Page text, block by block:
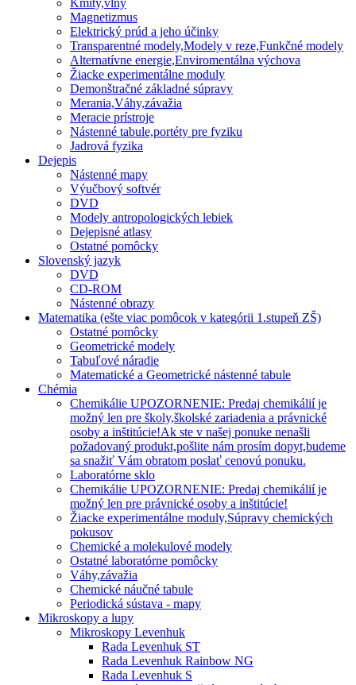
Kmity,vlny
Magnetizmus
Elektrický prúd a jeho účinky
Transparentné modely,Modely v reze,Funkčné modely
Alternatívne energie,Enviromentálna výchova
Žiacke experimentálne moduly
Demonštračné základné súpravy
Merania,Váhy,závažia
Meracie prístroje
Nástenné tabule,portéty pre fyziku
Jadrová fyzika
Dejepis
Nástenné mapy
Výučbový softvér
DVD
Modely antropologických lebiek
Dejepisné atlasy
Ostatné pomôcky
Slovenský jazyk
DVD
CD-ROM
Nástenné obrazy
Matematika (ešte viac pomôcok v kategórii 1.stupeň ZŠ)
Ostatné pomôcky
Geometrické modely
Tabuľové náradie
Matematické a Geometrické nástenné tabule
Chémia
Chemikálie UPOZORNENIE: Predaj chemikálií je
možný len pre školy,školské zariadenia a právnické
osoby a inštitúcie!Ak ste v našej ponuke nenašli
požadovaný produkt,pošlite nám prosím dopyt,budeme
sa snažiť Vám obratom poslať cenovú ponuku.
Laboratórne sklo
Chemikálie UPOZORNENIE: Predaj chemikálií je
možný len pre právnické osoby a inštitúcie!
Žiacke experimentálne moduly,Súpravy chemických
pokusov
Chemické a molekulové modely
Ostatné laboratórne pomôcky
Váhy,závažia
Chemické náučné tabule
Periodická sústava - mapy
Mikroskopy a lupy
Mikroskopy Levenhuk
Rada Levenhuk ST
Rada Levenhuk Rainbow NG
Rada Levenhuk S